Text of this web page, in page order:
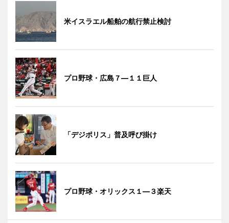
米イスラエル船舶の航行禁止検討
プロ野球・広島７―１１巨人
「デジポリス」普及呼び掛け
プロ野球・オリックス１―３楽天